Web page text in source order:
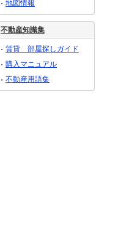
地図情報
不動産知識集
賃貸 部屋探しガイド
購入マニュアル
不動産用語集